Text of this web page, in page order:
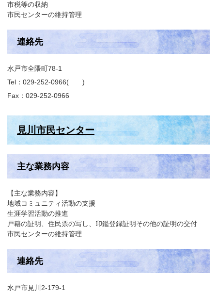
市税等の収納
市民センターの維持管理
連絡先
水戸市全隈町78-1
Tel：029-252-0966
Fax：029-252-0966
見川市民センター
主な業務内容
【主な業務内容】
地域コミュニティ活動の支援
生涯学習活動の推進
戸籍の証明、住民票の写し、印鑑登録証明その他の証明の交付
市民センターの維持管理
連絡先
水戸市見川2-179-1